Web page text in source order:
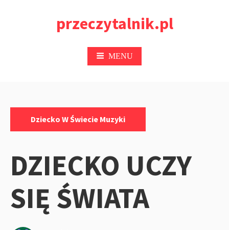
przeczytalnik.pl
MENU
Dziecko W Świecie Muzyki
DZIECKO UCZY
SIĘ ŚWIATA